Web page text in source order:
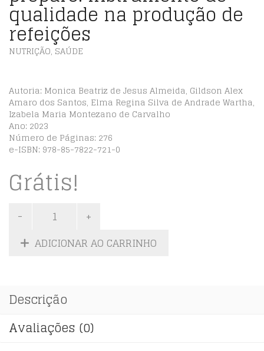
qualidade na produção de
refeições
NUTRIÇÃO, SAÚDE
Autoria: Monica Beatriz de Jesus Almeida, Gildson Alex
Amaro dos Santos, Elma Regina Silva de Andrade Wartha,
Izabela Maria Montezano de Carvalho
Ano: 2023
Número de Páginas: 276
e-ISBN: 978-85-7822-721-0
Grátis!
ADICIONAR AO CARRINHO
Descrição
Avaliações (0)